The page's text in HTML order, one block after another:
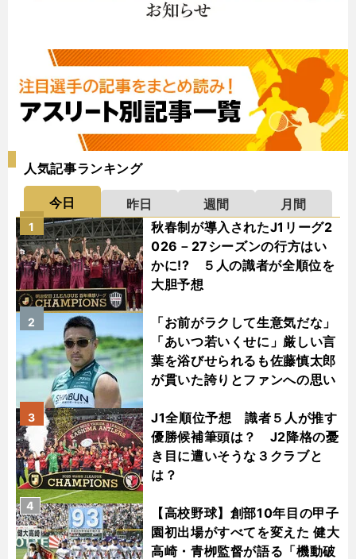
人気記事ランキング
今日 昨日 週間
月間
秋春制が導入されたJ1リーグ2
026－27シーズンの行方はい
かに!? ５人の識者が全順位を
大胆予想
1
「お前がラクして生意気だな」
「あいつ若いくせに」厳しい言
葉を浴びせられるも佐藤慎太郎
が貫いた誇りとファンへの思い
2
J1全順位予想 識者５人が推す
優勝候補筆頭は？ J2降格の憂
き目に遭いそうな３クラブと
は？
3
【高校野球】創部10年目の甲子
園初出場がすべてを変えた 健大
高崎・青栁監督が語る「機動破
4